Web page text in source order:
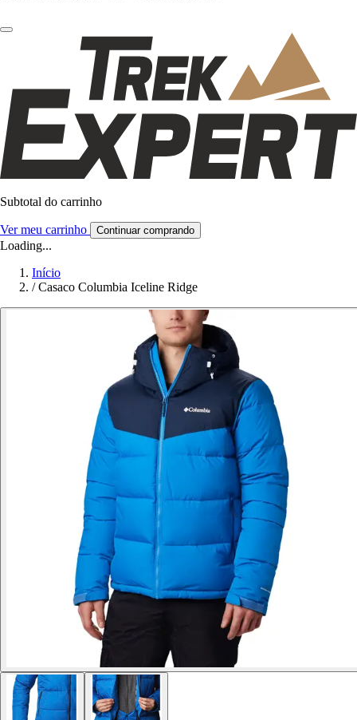
Subtotal do carrinho
Ver meu carrinho Continuar comprando
Loading...
Início
/ Casaco Columbia Iceline Ridge